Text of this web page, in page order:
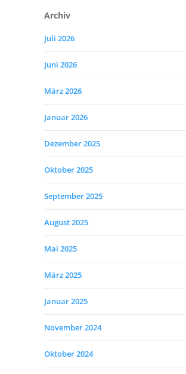
Archiv
Juli 2026
Juni 2026
März 2026
Januar 2026
Dezember 2025
Oktober 2025
September 2025
August 2025
Mai 2025
März 2025
Januar 2025
November 2024
Oktober 2024